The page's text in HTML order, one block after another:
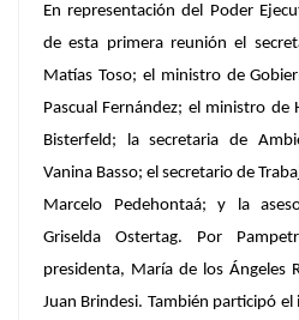
En representación del Poder
de esta primera reunión el
Matías Toso; el ministro de
Pascual Fernández; el ministro de
Bisterfeld; la secretaria de
Vanina Basso; el secretario de
Marcelo Pedehontaá; y la
Griselda Ostertag. Por
presidenta, María de los Ángeles
Juan Brindesi. También participó